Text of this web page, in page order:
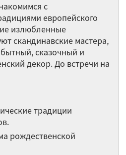
молодых растений
озеленение частных
и рождественские венки.
классических и
флористических идей в
современных интерьеров
праздникам
горшечными растениями
2)
с
европейского
излюбленные
скандинавские мастера,
сказочный и
декор. До встречи на
традиции
рождественской